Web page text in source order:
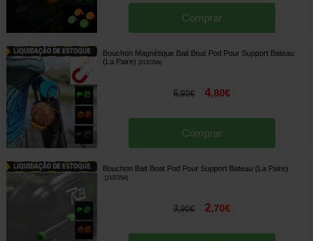
Comprar
Bouchon Magnétique Bait Boat Pod Pour Support Bateau
(La Paire)
213729A]
6,90€ 4,80€
Comprar
Bouchon Bait Boat Pod Pour Support Bateau (La Paire)
213725A]
3,90€ 2,70€